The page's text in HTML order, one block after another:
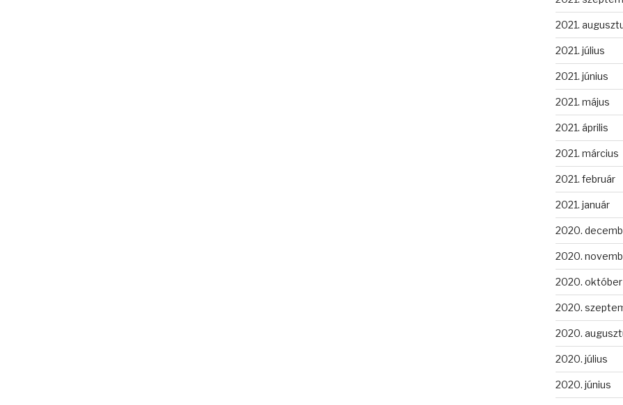
2021.
2021. július
2021. június
2021. május
2021. április
2021. március
2021. február
2021. január
2020.
2020.
2020. október
2020.
2020.
2020. július
2020. június